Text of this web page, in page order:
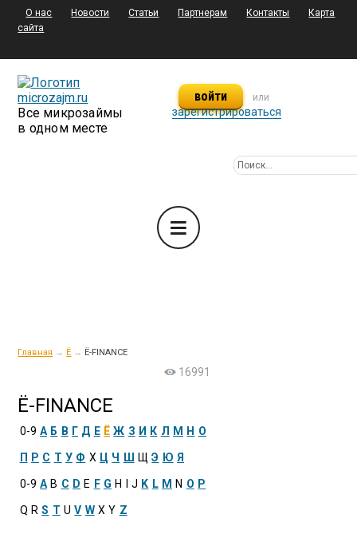
О нас Новости Статьи Партнерам Контакты
Карта
сайта
Все микрозаймы
в одном месте
войти или
зарегистрироваться
Главная → Ё → Ё-FINANCE
16991
Ё-FINANCE
0-9 А Б В Г Д Е Ё Ж З И К Л М Н О
П Р С Т У Ф Х Ц Ч Ш Щ Э Ю Я
0-9 A B C D E F G H J K L M N O P
Q R S T U V W X Y Z